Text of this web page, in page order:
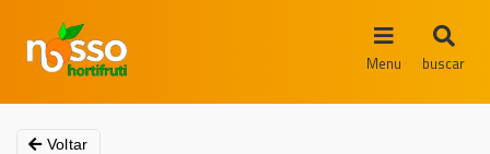
Menu buscar
Voltar